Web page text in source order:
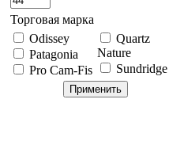
Торговая марка
Odissey
Patagonia
Pro Cam-Fis
Quartz
Nature
Sundridge